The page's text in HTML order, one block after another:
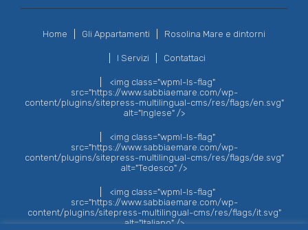
Home Gli Appartamenti Rosolina Mare e dintorni
I Servizi Contattaci
<img class="wpml-ls-flag"
src="https://www.sabbiaemare.com/wp-
content/plugins/sitepress-multilingual-cms/res/flags/en.svg"
alt="Inglese" />
<img class="wpml-ls-flag"
src="https://www.sabbiaemare.com/wp-
content/plugins/sitepress-multilingual-cms/res/flags/de.svg"
alt="Tedesco" />
<img class="wpml-ls-flag"
src="https://www.sabbiaemare.com/wp-
content/plugins/sitepress-multilingual-cms/res/flags/it.svg"
alt="Italiano" />